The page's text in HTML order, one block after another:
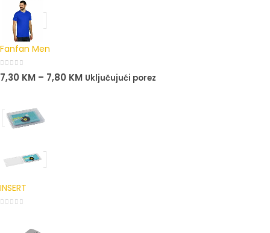
Fanfan Men
0out of 5
7,30 KM – 7,80 KM Uključujući porez
INSERT